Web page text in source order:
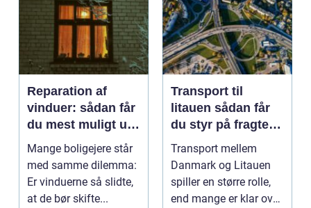
Reparation af
vinduer: sådan får
du mest muligt ud
af dine gamle
vinduer
Mange boligejere står
med samme dilemma:
Er vinduerne så slidte,
at de bør skifte...
Transport til
litauen sådan får
du styr på fragten
til baltikum
Transport mellem
Danmark og Litauen
spiller en større rolle,
end mange er klar over.